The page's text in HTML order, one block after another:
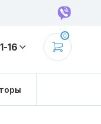
для мопов
16
0